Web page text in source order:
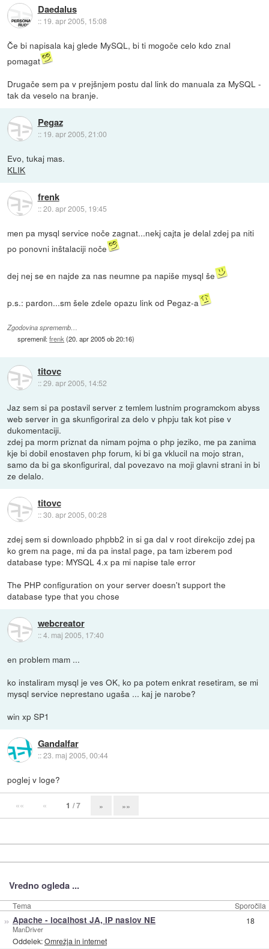
Daedalus
:: 19. apr 2005, 15:08
Če bi napisala kaj glede MySQL, bi ti mogoče celo kdo znal
pomagat
Drugače sem pa v prejšnjem postu dal link do manuala za MySQL -
tak da veselo na branje.
Pegaz
:: 19. apr 2005, 21:00
Evo, tukaj mas.
KLIK
frenk
::20. apr 2005, 19:45
men pa mysql service noče zagnat...nekj cajta je delal zdej pa niti
po ponovni inštalaciji noče
dej nej se en najde za nas neumne pa napiše mysql še
p.s.: pardon...sm šele zdele opazu link od Pegaz-a
Zgodovina sprememb…
spremenil:frenk (20. apr 2005 ob 20:16)
titovc
::29. apr 2005, 14:52
Jaz sem si pa postavil server z temlem lustnim programckom abyss
web server in ga skunfigoriral za delo v phpju tak kot pise v
dukomentaciji.
zdej pa morm priznat da nimam pojma o php jeziko, me pa zanima
kje bi dobil enostaven php forum, ki bi ga vklucil na mojo stran,
samo da bi ga skonfiguriral, dal povezavo na moji glavni strani in bi
ze delalo.
titovc
::30. apr 2005, 00:28
zdej sem si downloado phpbb2 in si ga dal v root direkcijo zdej pa
ko grem na page, mi da pa instal page, pa tam izberem pod
database type: MYSQL 4.x pa mi napise tale error
The PHP configuration on your server doesn't support the
database type that you chose
webcreator
::4. maj 2005, 17:40
en problem mam ...
ko instaliram mysql je ves OK, ko pa potem enkrat resetiram, se mi
mysql service neprestano ugaša ... kaj je narobe?
win xp SP1
Gandalfar
::23. maj 2005, 00:44
poglej v loge?
«« « 1 / 7 » »»
Vredno ogleda ...
Tema Sporočila
» Apache - localhost JA, IP naslov NE
ManDriver
Oddelek:Omrežja in internet
18